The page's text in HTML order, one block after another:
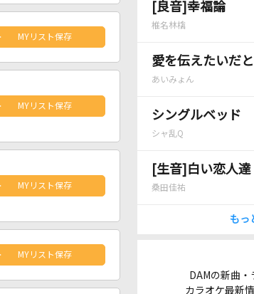
[良音]幸福論
椎名林檎
愛を伝えたいだ
あいみょん
シングルベッド
シャ乱Q
[生音]白い恋人達
桑田佳祐
もっ
DAMの新曲
カラオケ最新
MYリスト保存
MYリスト保存
MYリスト保存
MYリスト保存